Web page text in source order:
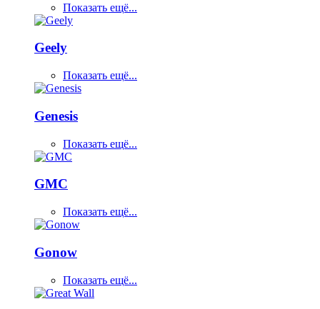
Показать ещё...
Geely
Показать ещё...
Genesis
Показать ещё...
GMC
Показать ещё...
Gonow
Показать ещё...